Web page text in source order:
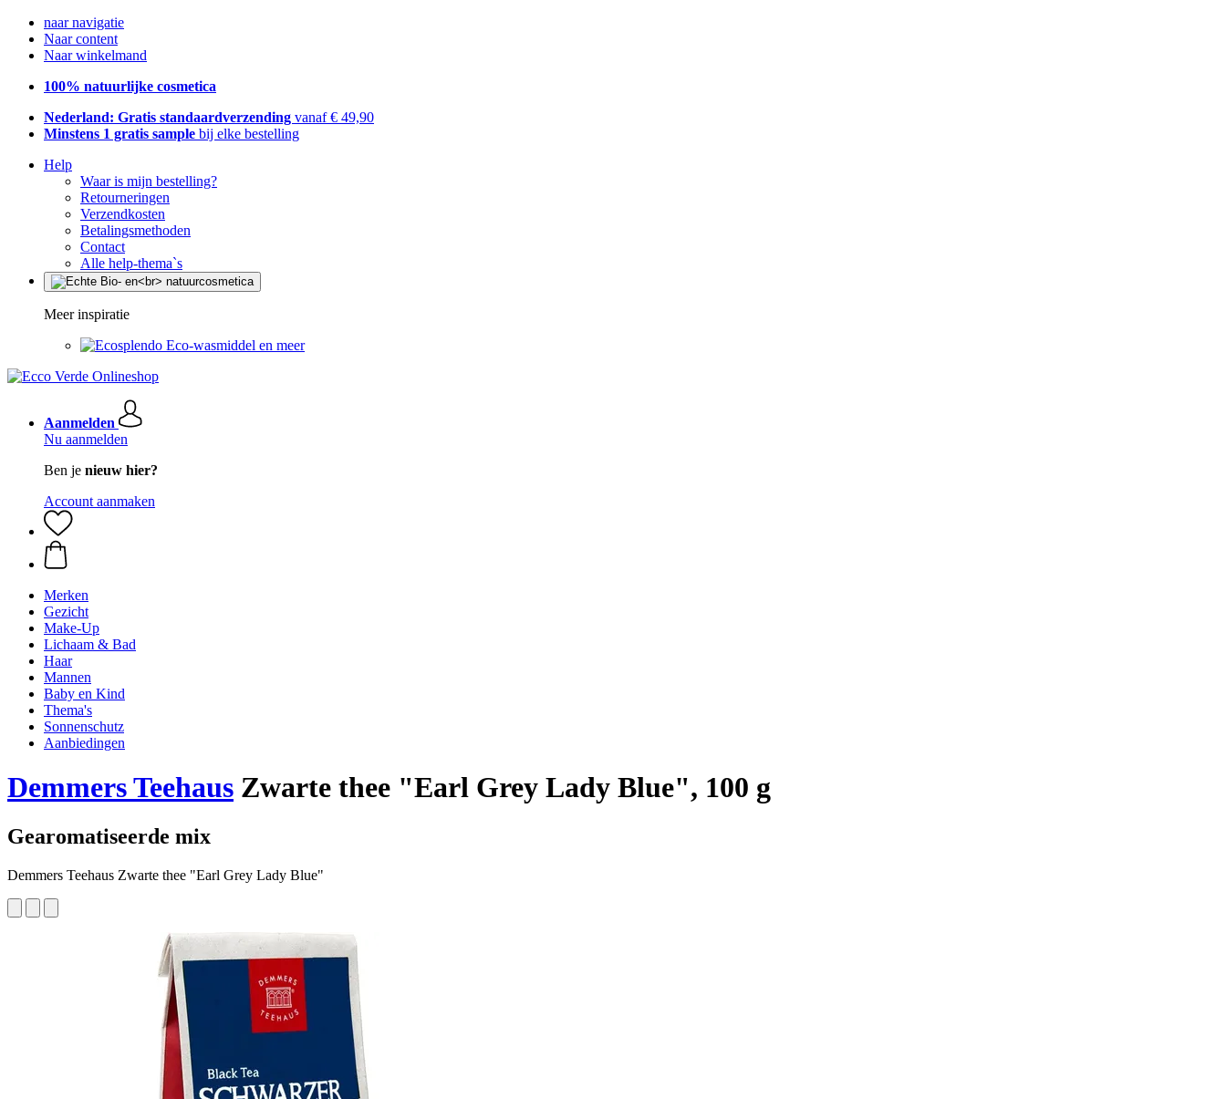
naar navigatie
Naar content
Naar winkelmand
100% natuurlijke cosmetica
Nederland: Gratis standaardverzending vanaf € 49,90
Minstens 1 gratis sample bij elke bestelling
Help
Waar is mijn bestelling?
Retourneringen
Verzendkosten
Betalingsmethoden
Contact
Alle help-thema`s
Meer inspiratie
Eco-wasmiddel en meer
Aanmelden
Nu aanmelden
Ben je nieuw hier?
Account aanmaken
Merken
Gezicht
Make-Up
Lichaam & Bad
Haar
Mannen
Baby en Kind
Thema's
Sonnenschutz
Aanbiedingen
Demmers Teehaus Zwarte thee "Earl Grey Lady Blue", 100 g
Gearomatiseerde mix
Demmers Teehaus Zwarte thee "Earl Grey Lady Blue"